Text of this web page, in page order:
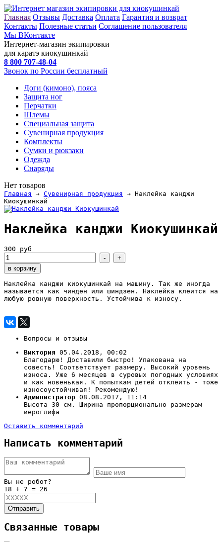
Главная Отзывы Доставка Оплата Гарантия и возврат
Контакты Полезные статьи Соглашение пользователя
Мы ВКонтакте
Интернет-магазин экипировки
для каратэ киокушинкай
8 800 707-48-04
Звонок по России бесплатный
Доги (кимоно), пояса
Защита ног
Перчатки
Шлемы
Специальная защита
Сувенирная продукция
Комплекты
Сумки и рюкзаки
Одежда
Снаряды
Нет товаров
Главная → Сувенирная продукция → Наклейка канджи
Киокушинкай
Наклейка канджи Киокушинкай
300 руб
Наклейка канджи киокушинкай на машину. Так же иногда
называется как чинден или шиндзен. Наклейка клеится на
любую ровную поверхность. Устойчива к износу.
Вопросы и отзывы
Виктория 05.04.2018, 00:02
Благодарю! Доставили быстро! Упакована на
совесть! Соответствует размеру. Высокий уровень
износа. Уже 6 месяцев в суровых погодных условиях
и как новенькая. К попыткам детей отклеить - тоже
износоустойчивая! Рекомендую!
Администратор 08.08.2017, 11:14
Высота 30 см. Ширина пропорционально размерам
иероглифа
Оставить комментарий
Написать комментарий
Вы не робот?
18 + ? = 26
Отправить
Связанные товары